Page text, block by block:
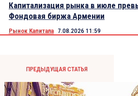
Капитализация рынка в июле
Фондовая биржа Армении
Рынок Капитала 7.08.2026 11:59
ПРЕДЫДУЩАЯ СТАТЬЯ